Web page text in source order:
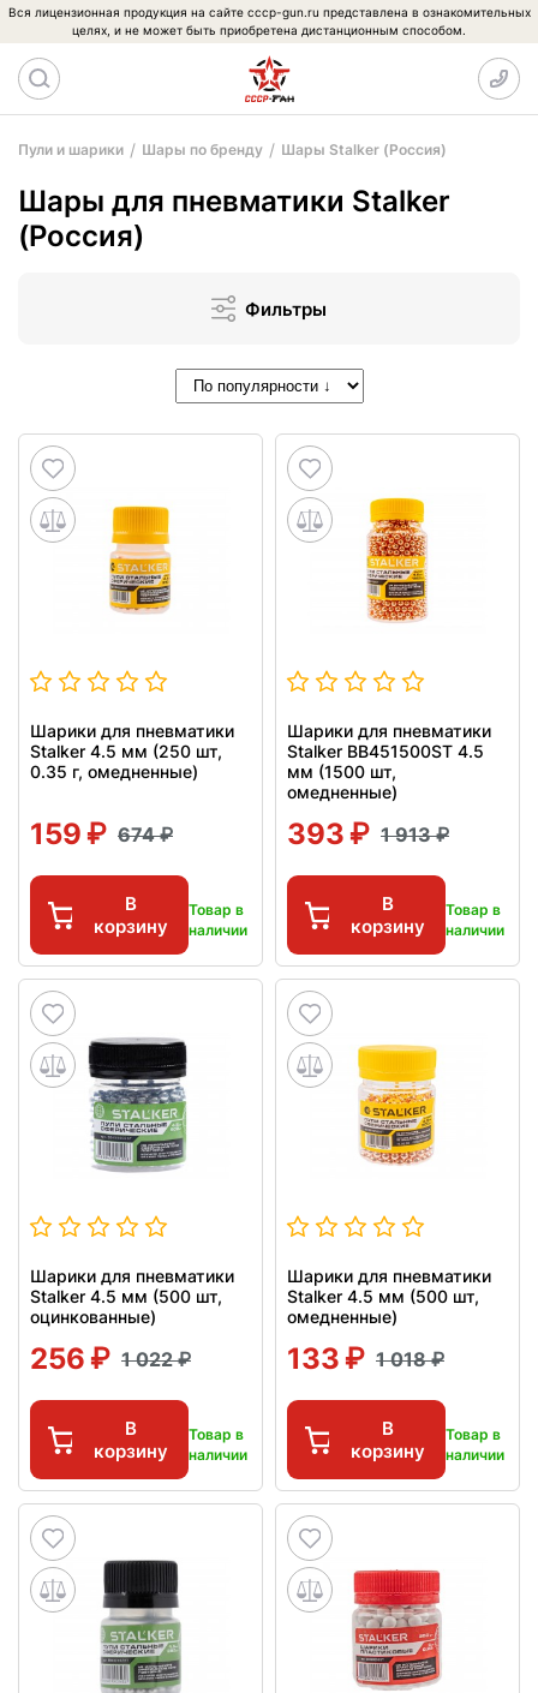
Вся лицензионная продукция на сайте cccp-gun.ru представлена в ознакомительных
целях, и не может быть приобретена дистанционным способом.
Пули и шарики Шары по бренду Шары Stalker (Россия)
Шары для пневматики Stalker
(Россия)
Фильтры
Шарики для пневматики
Stalker 4.5 мм (250 шт,
0.35 г, омедненные)
159 674
В
корзину
Товар в
наличии
Шарики для пневматики
Stalker BB451500ST 4.5
мм (1500 шт,
омедненные)
393 1 913
В
корзину
Товар в
наличии
Шарики для пневматики
Stalker 4.5 мм (500 шт,
оцинкованные)
256 1 022
В
корзину
Товар в
наличии
Шарики для пневматики
Stalker 4.5 мм (500 шт,
омедненные)
133 1 018
В
корзину
Товар в
наличии